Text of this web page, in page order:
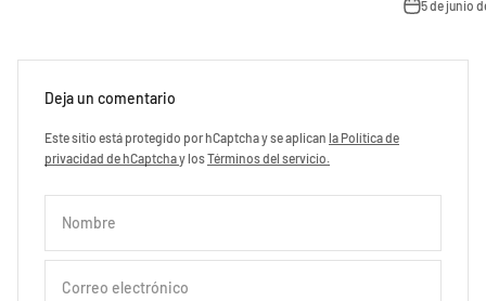
5 de junio
Deja un comentario
Este sitio está protegido por hCaptcha y se aplican la Política de
privacidad de hCaptchay losTérminos del servicio.
Nombre
Correo electrónico